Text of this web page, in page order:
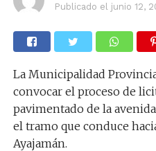
Publicado el junio 12,
La Municipalidad
convocar el proceso de
pavimentado de la
el tramo que conduce
Ayajamán.